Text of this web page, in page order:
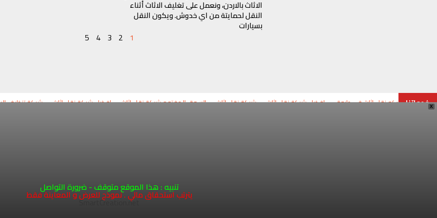
الاثاث بالاردن، ونعمل على تغليف الاثاث أثناء
النقل لحمايتة من اي خدوش. ويكون النقل
بسيارات
1
2
3
4
5
خدماتناشركه نقل اثاث في دابوق افضل شركة نقل اثاث شركة نقل اثاث السوق المفتوح شركة نقل اثاث افضل شركة نقل اثاث شركة تنظيف
operations@aljazeerafurniture.com
X
تنبيه : هذا الموقع متوقف - ضرورة التواصل
يترتب استحقاق مالي . نموذج للعرض و المعاينة فقط
SmartCreation.net